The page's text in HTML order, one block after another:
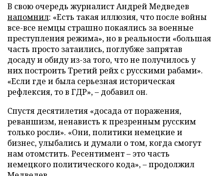
В свою очередь журналист Андрей Медведев
напомнил: «Есть такая иллюзия, что после войны
все-все немцы страшно покаялись за военные
преступления режима», но в реальности «большая
часть просто затаились, поглубже запрятав
досаду и обиду из-за того, что не получилось у
них построить Третий рейх с русскими рабами».
«Если где и была серьезная историческая
рефлексия, то в ГДР», – добавил он.
Спустя десятилетия «досада от поражения,
реваншизм, ненависть к презренным русским
только росли». «Они, политики немецкие и
бизнес, улыбались и думали о том, когда смогут
нам отомстить. Ресентимент – это часть
немецкого политического кода», – продолжил